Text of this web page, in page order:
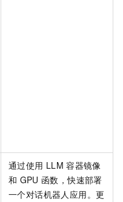
通过使用 LLM 容器镜像
和 GPU 函数，快速部署
一个对话机器人应用。更